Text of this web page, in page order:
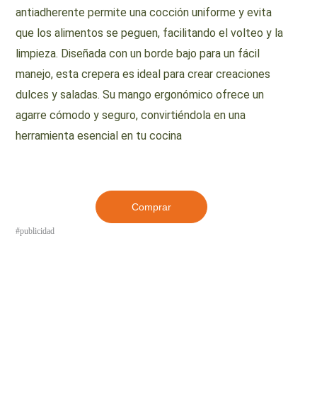
antiadherente permite una cocción uniforme y evita
que los alimentos se peguen, facilitando el volteo y la
limpieza. Diseñada con un borde bajo para un fácil
manejo, esta crepera es ideal para crear creaciones
dulces y saladas. Su mango ergonómico ofrece un
agarre cómodo y seguro, convirtiéndola en una
herramienta esencial en tu cocina
Comprar
#publicidad